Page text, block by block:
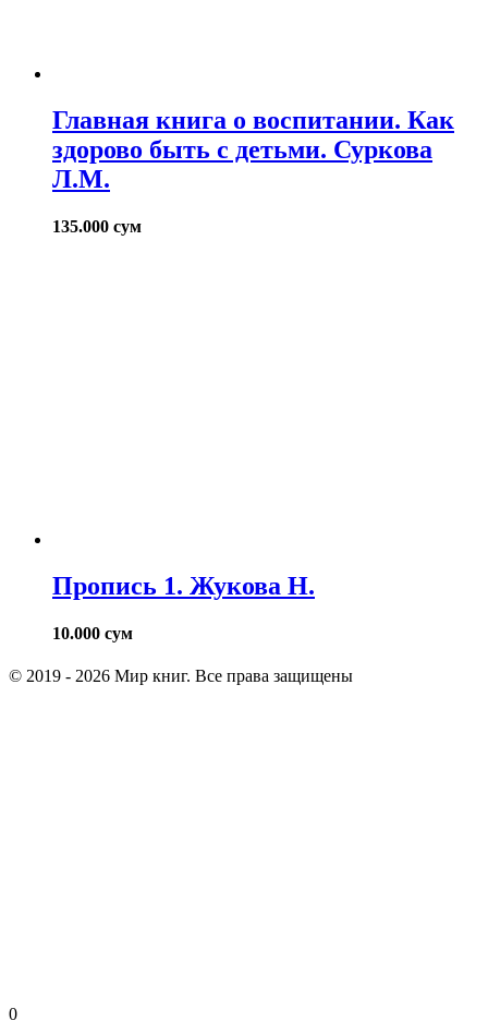
Главная книга о воспитании. Как
здорово быть с детьми. Суркова
Л.М.
135.000 сум
Пропись 1. Жукова Н.
10.000 сум
© 2019 - 2026 Мир книг. Все права защищены
0